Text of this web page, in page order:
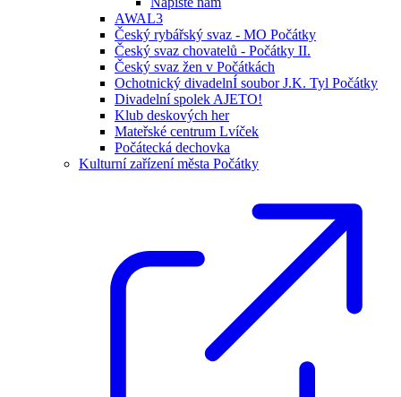
AWAL3
Český rybářský svaz - MO Počátky
Český svaz chovatelů - Počátky II.
Český svaz žen v Počátkách
Ochotnický divadelnÍ soubor J.K. Tyl Počátky
Divadelní spolek AJETO!
Klub deskových her
Mateřské centrum Lvíček
Počátecká dechovka
Kulturní zařízení města Počátky